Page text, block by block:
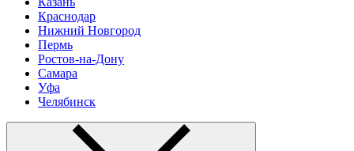
Краснодар
Нижний Новгород
Пермь
Ростов-на-Дону
Самара
Уфа
Челябинск